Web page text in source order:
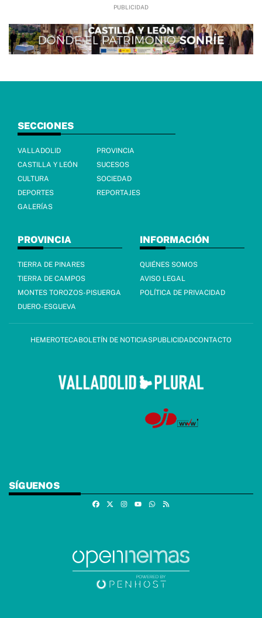
SECCIONES
VALLADOLID
PROVINCIA
CASTILLA Y LEÓN
SUCESOS
CULTURA
SOCIEDAD
DEPORTES
REPORTAJES
GALERÍAS
PROVINCIA
TIERRA DE PINARES
TIERRA DE CAMPOS
MONTES TOROZOS-PISUERGA
DUERO-ESGUEVA
INFORMACIÓN
QUIÉNES SOMOS
AVISO LEGAL
POLÍTICA DE PRIVACIDAD
HEMEROTECABOLETÍN DE NOTICIASPUBLICIDADCONTACTO
SÍGUENOS
FacebookInstagramWhatsapp